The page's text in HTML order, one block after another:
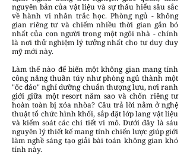
nguyên bản của vật liệu và sự thấu hiểu sâu sắc
về hành vi nhân trắc học. Phòng ngủ - không
gian riêng tư và chiếm nhiều thời gian gắn bó
nhất của con người trong một ngôi nhà - chính
là nơi thử nghiệm lý tưởng nhất cho tư duy duy
mỹ mới này.
Làm thế nào để biến một không gian mang tính
công năng thuần túy như phòng ngủ thành một
"ốc đảo" nghỉ dưỡng chuẩn thượng lưu, nơi ranh
giới giữa một resort năm sao và chốn riêng tư
hoàn toàn bị xóa nhòa? Câu trả lời nằm ở nghệ
thuật tổ chức hình khối, sắp đặt lớp lang vật liệu
và kiểm soát các chi tiết vi mô. Dưới đây là sáu
nguyên lý thiết kế mang tính chiến lược giúp giới
làm nghề sáng tạo giải bài toán không gian khó
tính này.